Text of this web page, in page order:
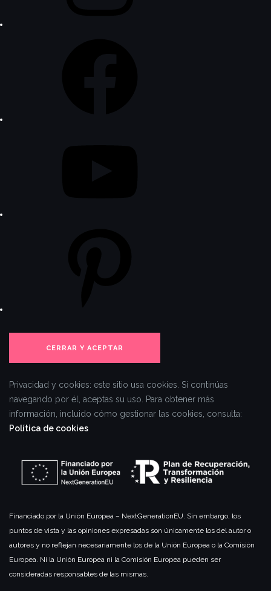
Privacidad y cookies: este sitio usa cookies. Si continúas
navegando por él, aceptas su uso.
Para obtener más
información, incluido cómo gestionar las cookies, consulta:
Política de cookies
Financiado por la Unión Europea – NextGenerationEU. Sin embargo, los
puntos de vista y las opiniones expresadas son únicamente los del autor o
autores y no reflejan necesariamente los de la Unión Europea o la Comisión
Europea. Ni la Unión Europea ni la Comisión Europea pueden ser
consideradas responsables de las mismas.